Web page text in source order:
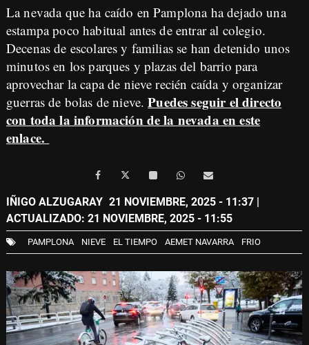
La nevada que ha caído en Pamplona ha dejado una
estampa poco habitual antes de entrar al colegio.
Decenas de escolares y familias se han detenido unos
minutos en los parques y plazas del barrio para
aprovechar la capa de nieve recién caída y organizar
guerras de bolas de nieve.Puedes seguir el directo
con toda la información de la nevada en este
enlace.
IÑIGO ALZUGARAY 21 NOVIEMBRE, 2025 - 11:37 |
ACTUALIZADO: 21 NOVIEMBRE, 2025 - 11:55
PAMPLONA NIEVE EL TIEMPO AEMET NAVARRA FRIO